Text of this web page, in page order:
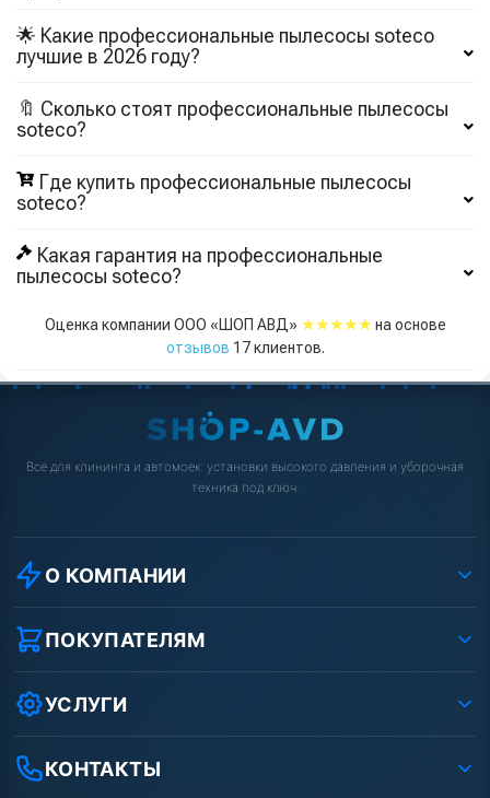
🌟 Какие профессиональные пылесосы soteco
лучшие в 2026 году?
🔖 Сколько стоят профессиональные пылесосы
soteco?
Где купить профессиональные пылесосы
soteco?
Какая гарантия на профессиональные
пылесосы soteco?
Оценка компании ООО «ШОП АВД» ★★★★★ на основе
отзывов 17клиентов.
Всё для клининга и автомоек: установки высокого давления и уборочная
техника под ключ.
О КОМПАНИИ
О компании
Реквизиты ООО «Шоп АВД»
Условия соглашения
Вакансии
Статьи
ПОКУПАТЕЛЯМ
Как заказать?
Оплата
Лизинг
УСЛУГИ
Услуги
Аренда АВД
КОНТАКТЫ